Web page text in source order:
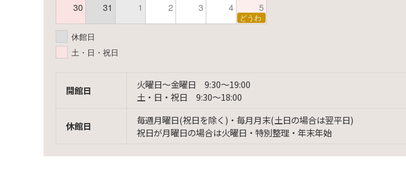
30 31 1 2 3 4 5
どうわ
休館日
土・日・祝日
開館日
火曜日〜金曜日 9:30〜19:00
土・日・祝日 9:30〜18:00
休館日
毎週月曜日(祝日を除く)・毎月月末(土日の場合は翌平日)
祝日が月曜日の場合は火曜日・特別整理・年末年始